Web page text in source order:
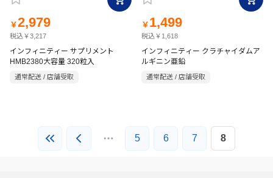
￥2,979
税込￥3,217
インフィニティー サプリメント
HMB2380大容量 320粒入
通常配送 / 店舗受取
￥ 1,499
税込￥1,618
インフィニティー クラチャイダムア
ルギニン亜鉛
通常配送 / 店舗受取
5 6 7 8